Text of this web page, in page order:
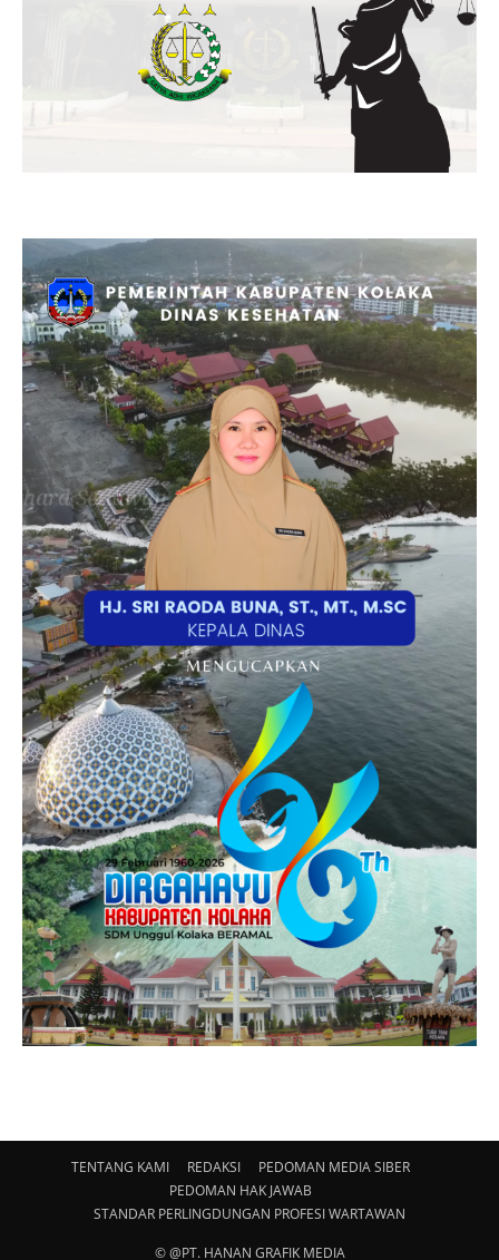
TENTANG KAMI REDAKSI
PEDOMAN MEDIA SIBER
PEDOMAN HAK JAWAB
STANDAR PERLINGDUNGAN PROFESI WARTAWAN
© @PT. HANAN GRAFIK MEDIA